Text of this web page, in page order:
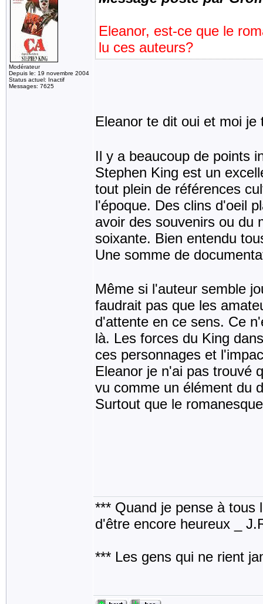
Modérateur
Depuis le: 19 novembre 2004
Status actuel: Inactif
Messages: 7625
Eleanor, est-ce que le
lu ces auteurs?
Eleanor te dit oui et moi
Il y a beaucoup de points
Stephen King est un
tout plein de références
l'époque. Des clins d'oeil
avoir des souvenirs ou du
soixante. Bien entendu
Une somme de
Même si l'auteur semble
faudrait pas que les
d'attente en ce sens. Ce
là. Les forces du King
ces personnages et
Eleanor je n'ai pas trouvé
vu comme un élément du
Surtout que le
*** Quand je pense à tous
d'être encore heureux _
*** Les gens qui ne rient